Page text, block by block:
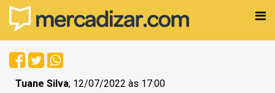
Tuane Silva; 12/07/2022 às 17:00